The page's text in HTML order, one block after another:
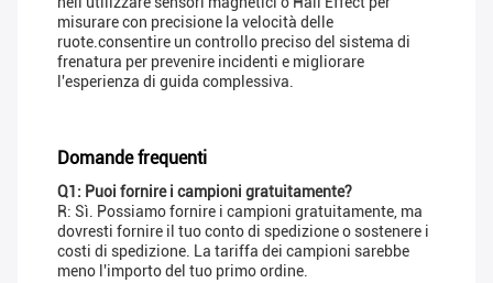
misurare con precisione la velocità delle
ruote.consentire un controllo preciso del sistema di
frenatura per prevenire incidenti e migliorare
l'esperienza di guida complessiva.
Domande frequenti
Q1: Puoi fornire i campioni gratuitamente?
R: Sì. Possiamo fornire i campioni gratuitamente, ma
dovresti fornire il tuo conto di spedizione o sostenere i
costi di spedizione. La tariffa dei campioni sarebbe
meno l'importo del tuo primo ordine.